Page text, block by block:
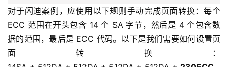
对于闪迪案例，应使用以下规则手动完成页面转换：每个
ECC 范围在开头包含 14 个 SA 字节，然后是 4 个包含数
据的范围，最后是 ECC 代码。以下是我们需要如何设置页
面转换：